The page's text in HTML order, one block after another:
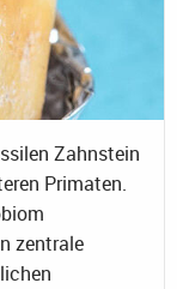
Zahnstein
Primaten.
zentrale